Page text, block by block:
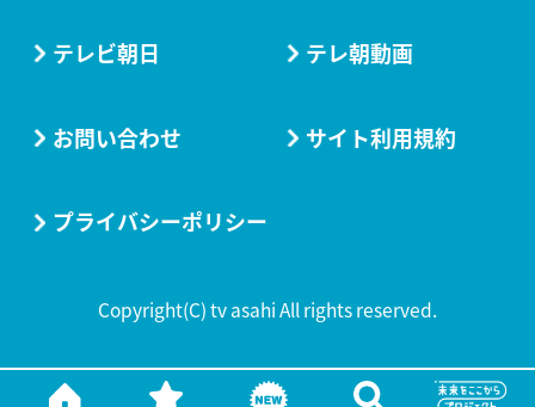
テレビ朝日 テレ朝動画
お問い合わせ サイト利用規約
プライバシーポリシー
Copyright(C) tv asahi All rights reserved.